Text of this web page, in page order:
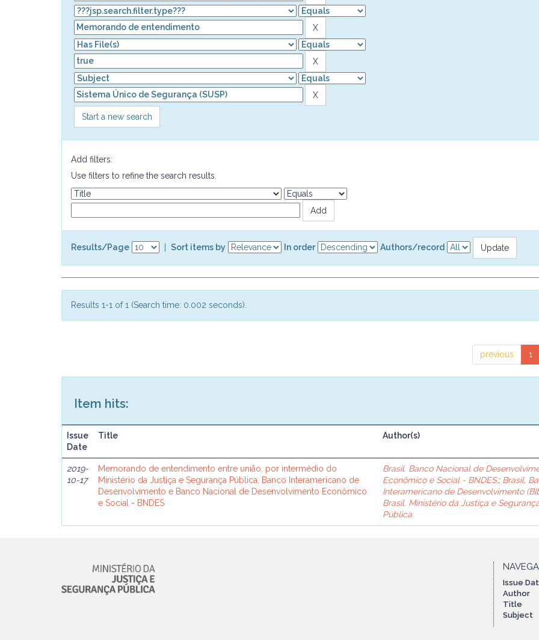
Start a new search
Add filters:
Use filters to refine the search results.
Results/Page Sort items by In order Authors/record
Results 1-1 of 1 (Search time: 0.002 seconds).
previous 1
Item hits:
Issue
Date
Title Author(s)
2019-
10-17
Memorando de entendimento entre união, por intermédio do
Ministério da Justiça e Segurança Pública, Banco Interamericano de
Desenvolvimento e Banco Nacional de Desenvolvimento Econômico
e Social - BNDES
Brasil. Banco Nacional de
Econômico e Social - BNDES.; Brasil.
Interamericano de Desenvolvimento
Brasil. Ministério da Justiça e
Pública.
Issue
Author
Title
Subject